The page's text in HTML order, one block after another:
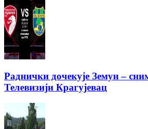
Раднички дочекује Земун –
Телевизији Крагујевац